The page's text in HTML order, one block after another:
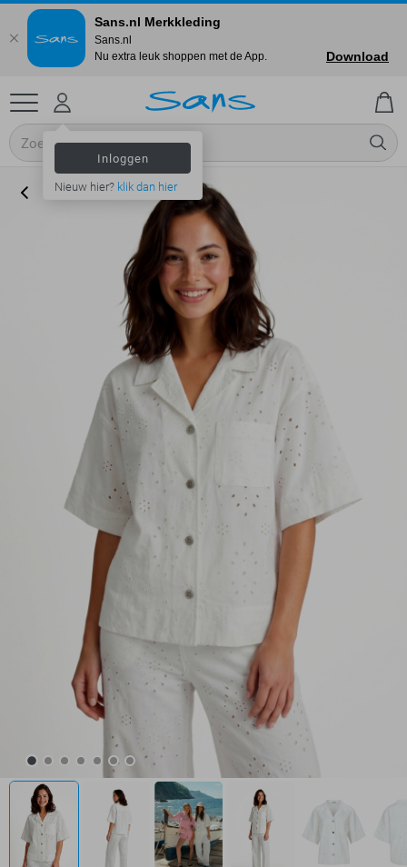
Inloggen
Nieuw hier? klik dan hier
Sans.nl Merkkleding
Sans.nl
Nu extra leuk shoppen met de App.
Download